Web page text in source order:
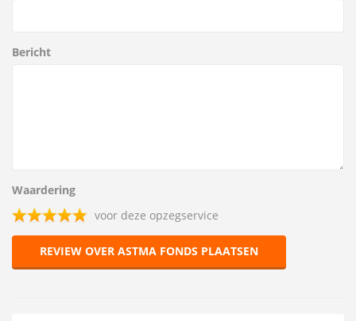
Bericht
Waardering
voor deze opzegservice
REVIEW OVER ASTMA FONDS PLAATSEN